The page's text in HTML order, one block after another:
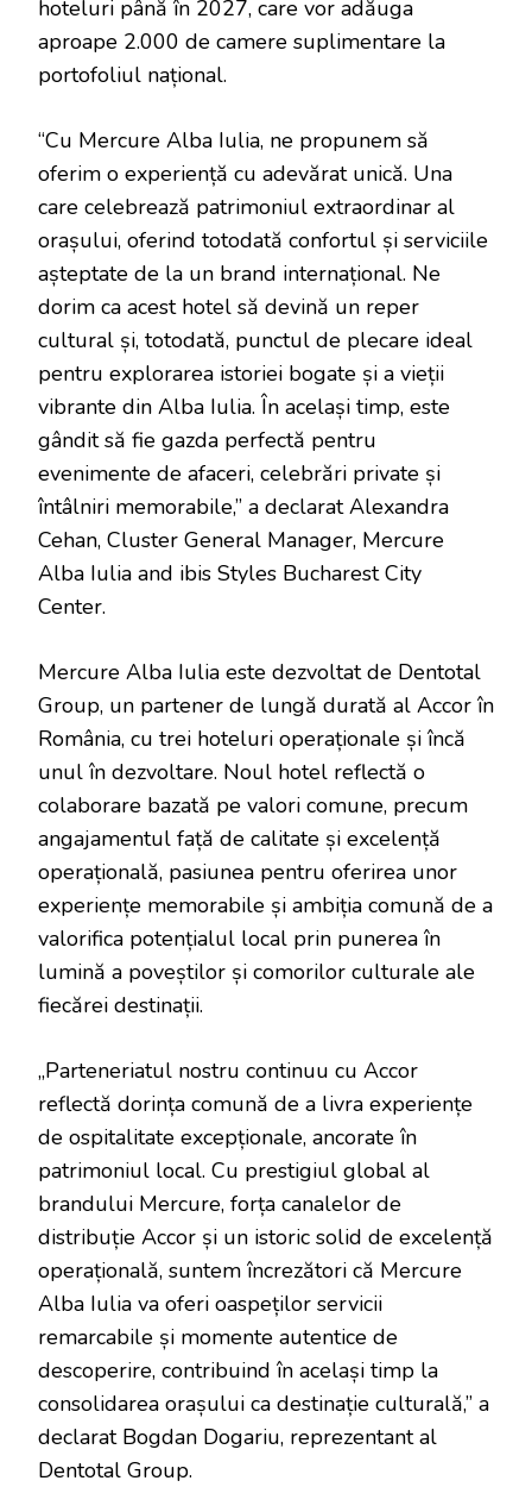
hoteluri până în 2027, care vor adăuga
aproape 2.000 de camere suplimentare la
portofoliul național.
“Cu Mercure Alba Iulia, ne propunem să
oferim o experiență cu adevărat unică. Una
care celebrează patrimoniul extraordinar al
orașului, oferind totodată confortul și serviciile
așteptate de la un brand internațional. Ne
dorim ca acest hotel să devină un reper
cultural și, totodată, punctul de plecare ideal
pentru explorarea istoriei bogate și a vieții
vibrante din Alba Iulia. În același timp, este
gândit să fie gazda perfectă pentru
evenimente de afaceri, celebrări private și
întâlniri memorabile,” a declarat Alexandra
Cehan, Cluster General Manager, Mercure
Alba Iulia and ibis Styles Bucharest City
Center.
Mercure Alba Iulia este dezvoltat de Dentotal
Group, un partener de lungă durată al Accor în
România, cu trei hoteluri operaționale și încă
unul în dezvoltare. Noul hotel reflectă o
colaborare bazată pe valori comune, precum
angajamentul față de calitate și excelență
operațională, pasiunea pentru oferirea unor
experiențe memorabile și ambiția comună de a
valorifica potențialul local prin punerea în
lumină a poveștilor și comorilor culturale ale
fiecărei destinații.
„Parteneriatul nostru continuu cu Accor
reflectă dorința comună de a livra experiențe
de ospitalitate excepționale, ancorate în
patrimoniul local. Cu prestigiul global al
brandului Mercure, forța canalelor de
distribuție Accor și un istoric solid de excelență
operațională, suntem încrezători că Mercure
Alba Iulia va oferi oaspeților servicii
remarcabile și momente autentice de
descoperire, contribuind în același timp la
consolidarea orașului ca destinație culturală,” a
declarat Bogdan Dogariu, reprezentant al
Dentotal Group.